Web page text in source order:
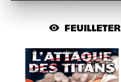
visibility FEUILLETER